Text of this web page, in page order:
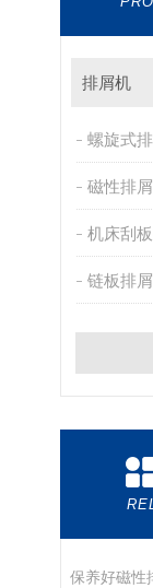
排屑机
螺旋式
磁性排
机床刮
链板排
保养好磁性